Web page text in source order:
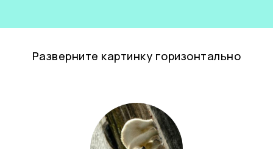
Разверните картинку горизонтально